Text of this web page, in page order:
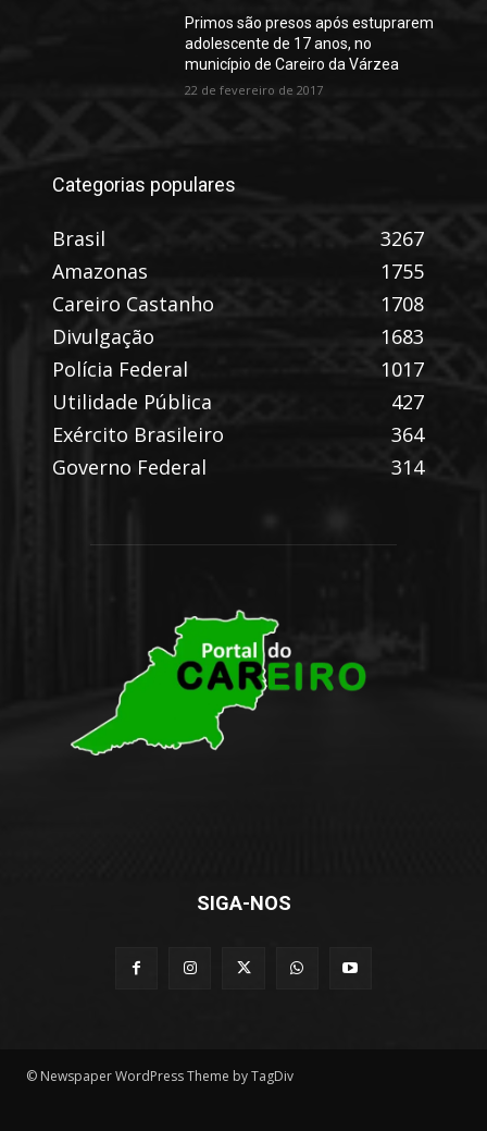
Primos são presos após estuprarem
adolescente de 17 anos, no
município de Careiro da Várzea
22 de fevereiro de 2017
Categorias populares
Brasil
3267
Amazonas
1755
Careiro Castanho
1708
Divulgação
1683
Polícia Federal
1017
Utilidade Pública
427
Exército Brasileiro
364
Governo Federal
314
SIGA-NOS
© Newspaper WordPress Theme by TagDiv